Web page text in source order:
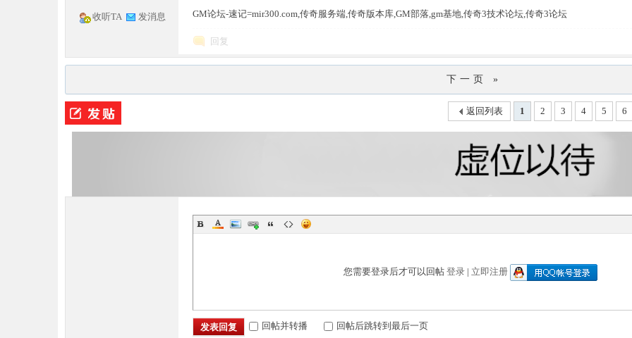
收听TA 发消息 GM论坛-速记=mir300.com,传奇服务端,传奇版本库,GM部落,gm基地,传奇3技术论坛,传奇3论坛
回复
下一页 »
1 2 3 4 5 6
返回列表
您需要登录后才可以回帖 登录 | 立即注册
发表回复 回帖并转播 回帖后跳转到最后一页